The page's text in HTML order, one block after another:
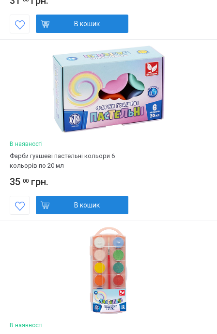
В кошик
В наявності
Фарби гуашеві пастельні кольори 6
кольорів по 20 мл
35 00 грн.
В кошик
В наявності